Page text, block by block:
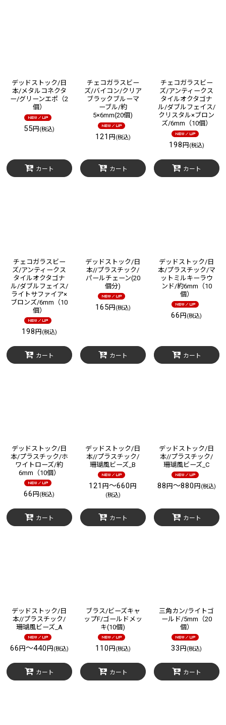
デッドストック/日
本/メタルコネクタ
ー/グリーンエポ（2
個）
55円(税込)
カート
チェコガラスビー
ズ/バイコン/クリア
ブラックブルーマ
ーブル/約
5×6mm(20個)
121 円(税込)
カート
チェコガラスビー
ズ/アンティークス
タイルオクタゴナ
ル/ダブルフェイス/
クリスタル×ブロン
ズ/6mm（10個）
198円(税込)
カート
チェコガラスビー
ズ/アンティークス
タイルオクタゴナ
ル/ダブルフェイス/
ライトサファイア×
ブロンズ/6mm（10
個）
198円(税込)
カート
デッドストック/日
本//プラスチック/
パールチェーン(20
個分)
165円(税込)
カート
デッドストック/日
本/プラスチック/マ
ットミルキーラウ
ンド/約6mm（10
個）
66円(税込)
カート
デッドストック/日
本/プラスチック/ホ
ワイトローズ/約
6mm（10個）
66円(税込)
カート
デッドストック/日
本//プラスチック/
珊瑚風ビーズ_B
121円～660円
(税込)
カート
デッドストック/日
本//プラスチック/
珊瑚風ビーズ_C
88円～880円(税込)
カート
デッドストック/日
本//プラスチック/
珊瑚風ビーズ_A
66円～440円(税込)
カート
ブラス/ビーズキャ
ップF/ゴールドメッ
キ(10個)
110円(税込)
カート
三角カン/ライトゴ
ールド/5mm（20
個）
33円(税込)
カート